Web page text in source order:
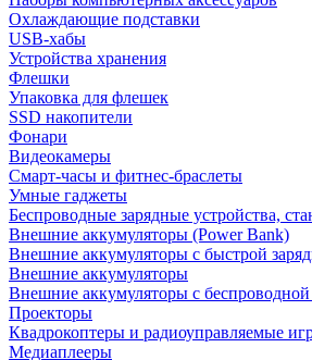
Охлаждающие подставки
USB-хабы
Устройства хранения
Флешки
Упаковка для флешек
SSD накопители
Фонари
Видеокамеры
Смарт-часы и фитнес-браслеты
Умные гаджеты
Беспроводные зарядные устройства,
Внешние аккумуляторы (Power Bank)
Внешние аккумуляторы с быстрой
Внешние аккумуляторы
Внешние аккумуляторы с беспроводной
Проекторы
Квадрокоптеры и радиоуправляемые
Медиаплееры